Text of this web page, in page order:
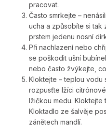
pracovat.
Často smrkejte –
ucha a způsobíte si tak
prstem jedenu nosní
Při nachlazení nebo
se poškodit ušní
nebo často žvýkejte,
Kloktejte – teplou vodu
rozpusťte lžíci
lžičkou medu. Kloktejte
Kloktadlo ze šalvěje
zánětech mandlí.